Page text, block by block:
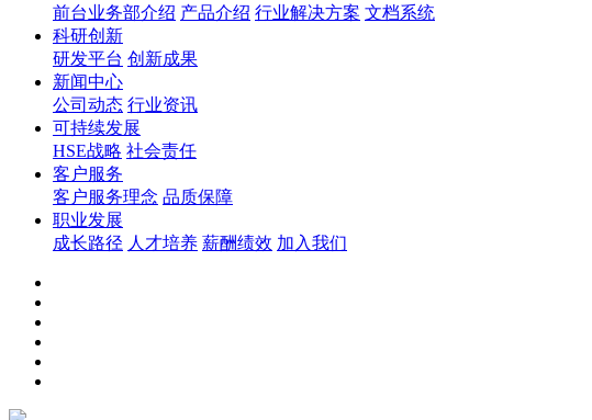
前台业务部介绍 产品介绍 行业解决方案 文档系统
科研创新
研发平台 创新成果
新闻中心
公司动态 行业资讯
可持续发展
HSE战略 社会责任
客户服务
客户服务理念 品质保障
职业发展
成长路径 人才培养 薪酬绩效 加入我们